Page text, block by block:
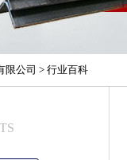
限公司 > 行业百科